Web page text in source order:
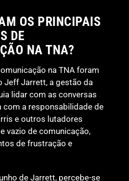
OS PRINCIPAIS
DE
NA TNA?
na TNA foram
Jeff Jarrett, a gestão da
lidar com as conversas
com a responsabilidade de
e outros lutadores
vazio de comunicação,
de frustração e
de Jarrett, percebe-se